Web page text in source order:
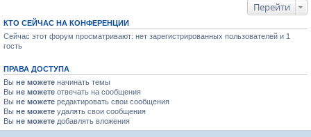
Перейти
КТО СЕЙЧАС НА КОНФЕРЕНЦИИ
Сейчас этот форум просматривают: нет зарегистрированных пользователей и 1
гость
ПРАВА ДОСТУПА
Вы не можете начинать темы
Вы не можете отвечать на сообщения
Вы не можете редактировать свои сообщения
Вы не можете удалять свои сообщения
Вы не можете добавлять вложения